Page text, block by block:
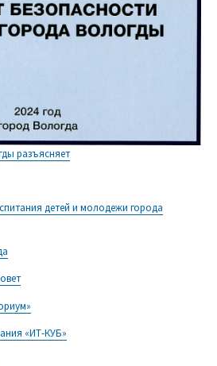
разъясняет
детей и молодежи города
«ИТ-КУБ»